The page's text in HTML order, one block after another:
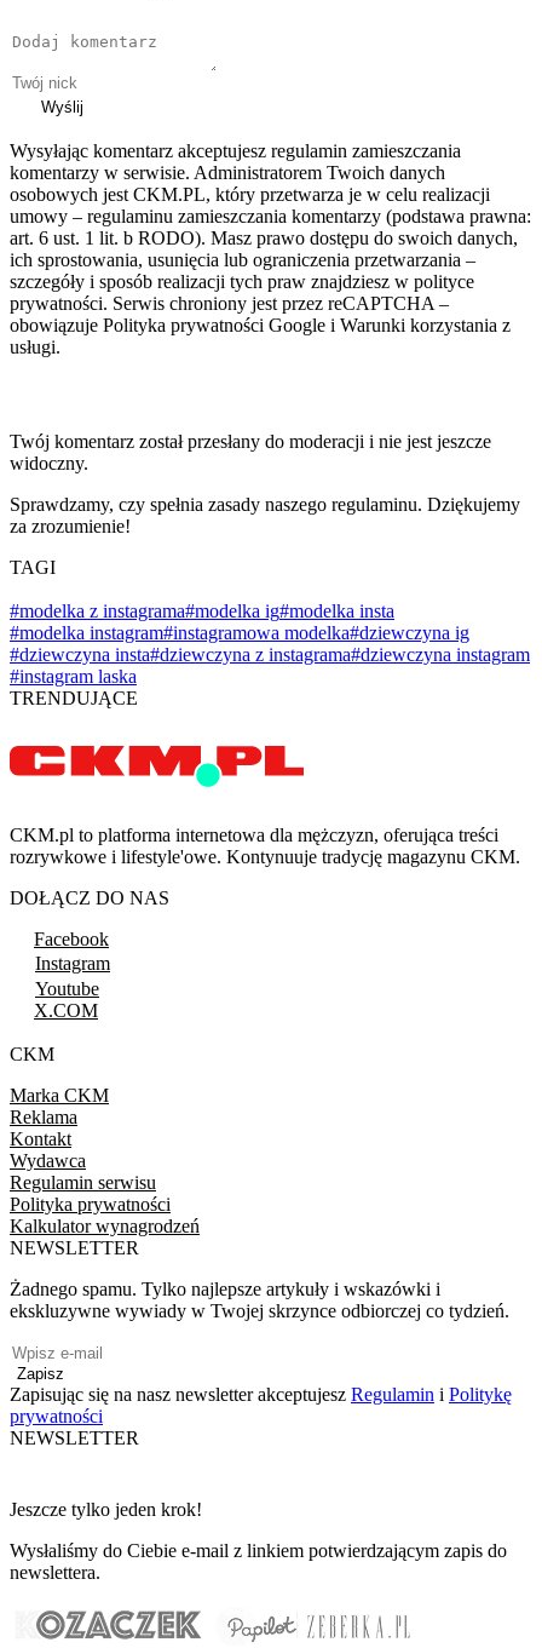
Wyślij
Wysyłając komentarz akceptujesz regulamin zamieszczania
komentarzy w serwisie. Administratorem Twoich danych
osobowych jest CKM.PL, który przetwarza je w celu realizacji
umowy – regulaminu zamieszczania komentarzy (podstawa prawna:
art. 6 ust. 1 lit. b RODO). Masz prawo dostępu do swoich danych,
ich sprostowania, usunięcia lub ograniczenia przetwarzania –
szczegóły i sposób realizacji tych praw znajdziesz w polityce
prywatności. Serwis chroniony jest przez reCAPTCHA –
obowiązuje Polityka prywatności Google i Warunki korzystania z
usługi.
Twój komentarz został przesłany do moderacji i nie jest jeszcze
widoczny.
Sprawdzamy, czy spełnia zasady naszego regulaminu. Dziękujemy
za zrozumienie!
TAGI
#modelka z instagrama#modelka ig#modelka insta
#modelka instagram#instagramowa modelka#dziewczyna ig
#dziewczyna insta#dziewczyna z instagrama#dziewczyna instagram
#instagram laska
TRENDUJĄCE
CKM.pl to platforma internetowa dla mężczyzn, oferująca treści
rozrywkowe i lifestyle'owe. Kontynuuje tradycję magazynu CKM.
DOŁĄCZ DO NAS
Facebook
Instagram
Youtube
X.COM
CKM
Marka CKM
Reklama
Kontakt
Wydawca
Regulamin serwisu
Polityka prywatności
Kalkulator wynagrodzeń
NEWSLETTER
Żadnego spamu. Tylko najlepsze artykuły i wskazówki i
ekskluzywne wywiady w Twojej skrzynce odbiorczej co tydzień.
Zapisz
Zapisując się na nasz newsletter akceptujesz Regulamin i Politykę
prywatności
NEWSLETTER
Jeszcze tylko jeden krok!
Wysłaliśmy do Ciebie e-mail z linkiem potwierdzającym zapis do
newslettera.